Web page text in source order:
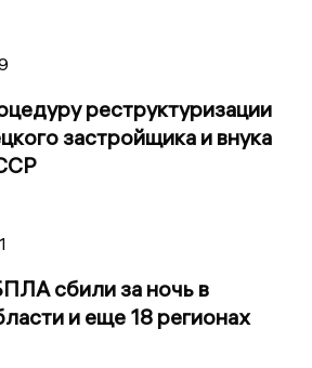
реструктуризации
застройщика и внука
сбили за ночь в
и еще 18 регионах